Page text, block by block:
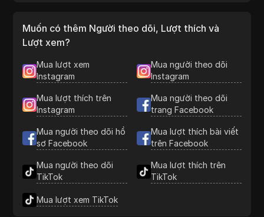
Muốn có thêm Người theo dõi, Lượt thích và
Lượt xem?
Mua lượt xem
Instagram
Mua người theo dõi
Instagram
Mua lượt thích trên
Instagram
Mua người theo dõi
trang Facebook
Mua người theo dõi hồ
sơ Facebook
Mua lượt thích bài viết
trên Facebook
Mua người theo dõi
TikTok
Mua lượt thích trên
TikTok
Mua lượt xem TikTok